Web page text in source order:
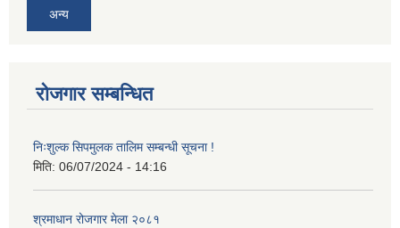
अन्य
रोजगार सम्बन्धित
निःशुल्क सिपमुलक तालिम सम्बन्धी सूचना !
मिति: 06/07/2024 - 14:16
श्रमाधान रोजगार मेला २०८१